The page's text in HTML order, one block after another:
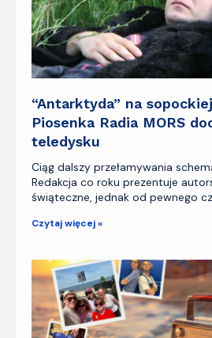
“Antarktyda” na
Piosenka Radia MORS
teledysku
Ciąg dalszy przełamywania
Redakcja co roku prezentuje
świąteczne, jednak od pewnego
Czytaj więcej »